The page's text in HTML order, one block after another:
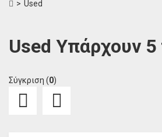
> Used
Used Υπάρχουν 5
Σύγκριση (0)